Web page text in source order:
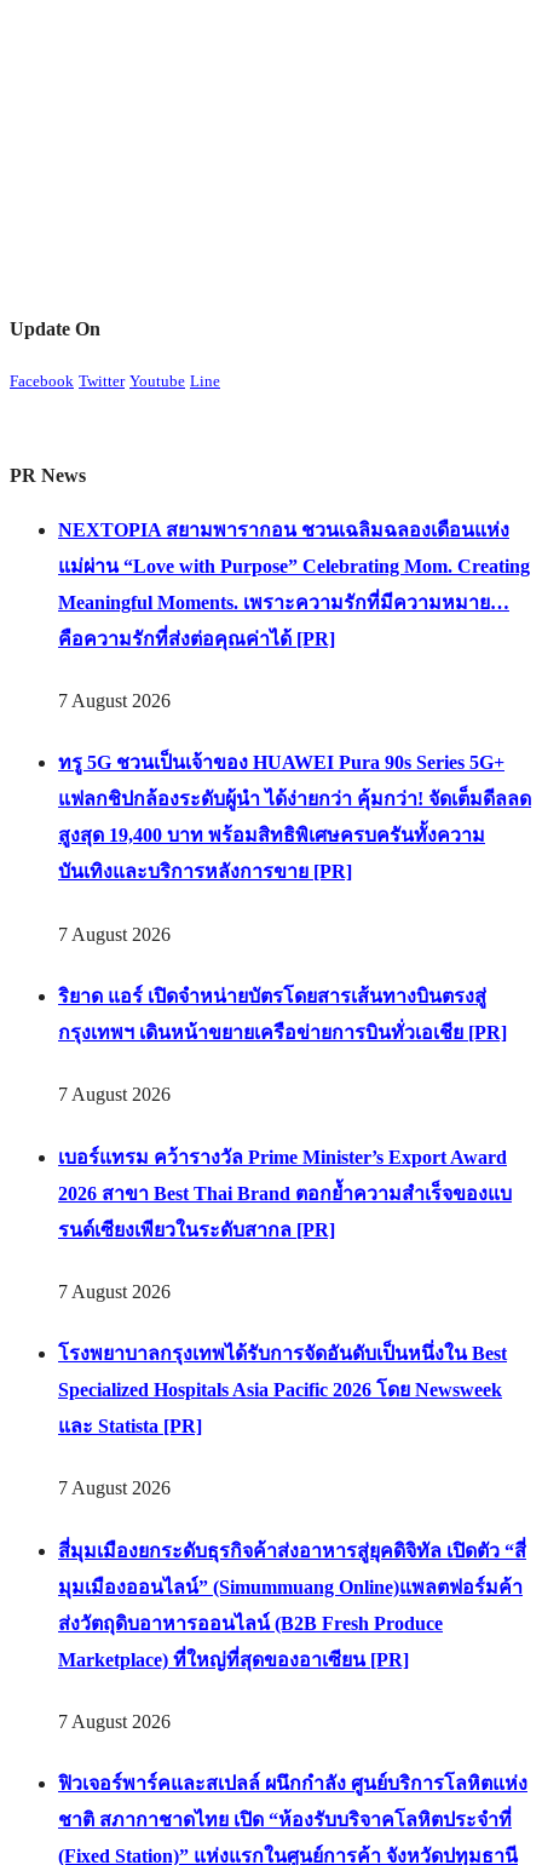
Update On
Facebook Twitter Youtube Line
PR News
NEXTOPIA สยามพารากอน ชวนเฉลิมฉลองเดือนแห่ง
แม่ผ่าน “Love with Purpose” Celebrating Mom. Creating
Meaningful Moments. เพราะความรักที่มีความหมาย…
คือความรักที่ส่งต่อคุณค่าได้ [PR]
7 August 2026
ทรู 5G ชวนเป็นเจ้าของ HUAWEI Pura 90s Series 5G+
แฟลกชิปกล้องระดับผู้นำ ได้ง่ายกว่า คุ้มกว่า! จัดเต็มดีลลด
สูงสุด 19,400 บาท พร้อมสิทธิพิเศษครบครันทั้งความ
บันเทิงและบริการหลังการขาย [PR]
7 August 2026
ริยาด แอร์ เปิดจำหน่ายบัตรโดยสารเส้นทางบินตรงสู่
กรุงเทพฯ เดินหน้าขยายเครือข่ายการบินทั่วเอเชีย [PR]
7 August 2026
เบอร์แทรม คว้ารางวัล Prime Minister’s Export Award
2026 สาขา Best Thai Brand ตอกย้ำความสำเร็จของแบ
รนด์เซียงเพียวในระดับสากล [PR]
7 August 2026
โรงพยาบาลกรุงเทพได้รับการจัดอันดับเป็นหนึ่งใน Best
Specialized Hospitals Asia Pacific 2026 โดย Newsweek
และ Statista [PR]
7 August 2026
สี่มุมเมืองยกระดับธุรกิจค้าส่งอาหารสู่ยุคดิจิทัล เปิดตัว “สี่
มุมเมืองออนไลน์” (Simummuang Online)แพลตฟอร์มค้า
ส่งวัตถุดิบอาหารออนไลน์ (B2B Fresh Produce
Marketplace) ที่ใหญ่ที่สุดของอาเซียน [PR]
7 August 2026
ฟิวเจอร์พาร์คและสเปลล์ ผนึกกำลัง ศูนย์บริการโลหิตแห่ง
ชาติ สภากาชาดไทย เปิด “ห้องรับบริจาคโลหิตประจำที่
(Fixed Station)” แห่งแรกในศูนย์การค้า จังหวัดปทุมธานี